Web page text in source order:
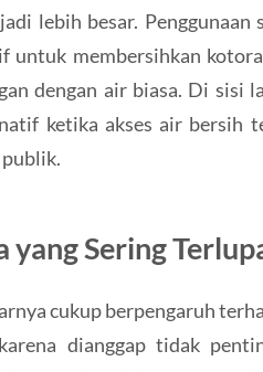
lebih besar. Penggunaan
untuk membersihkan
dengan air biasa. Di sisi
ketika akses air bersih
yang Sering
cukup berpengaruh
dianggap tidak